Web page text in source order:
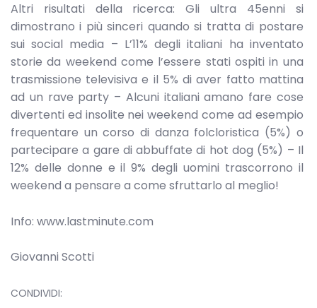
Altri risultati della ricerca: Gli ultra 45enni si
dimostrano i più sinceri quando si tratta di postare
sui social media – L’11% degli italiani ha inventato
storie da weekend come l’essere stati ospiti in una
trasmissione televisiva e il 5% di aver fatto mattina
ad un rave party – Alcuni italiani amano fare cose
divertenti ed insolite nei weekend come ad esempio
frequentare un corso di danza folcloristica (5%) o
partecipare a gare di abbuffate di hot dog (5%) – Il
12% delle donne e il 9% degli uomini trascorrono il
weekend a pensare a come sfruttarlo al meglio!
Info: www.lastminute.com
Giovanni Scotti
CONDIVIDI: